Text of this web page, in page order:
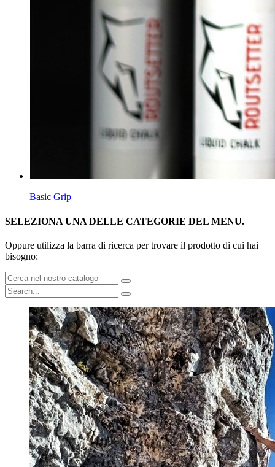
Basic Grip
SELEZIONA UNA DELLE CATEGORIE DEL MENU.
Oppure utilizza la barra di ricerca per trovare il prodotto di cui hai
bisogno: